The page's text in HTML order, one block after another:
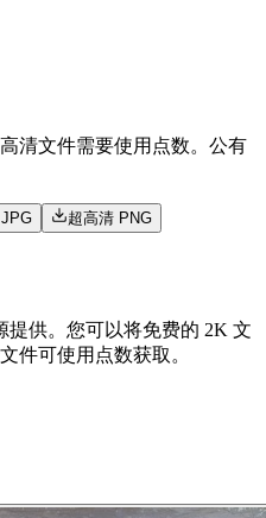
清文件需要使用点数。公有
超高清 PNG
供。您可以将免费的 2K 文
件可使用点数获取。